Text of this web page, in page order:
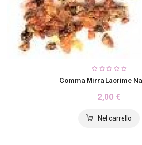
Gomma Mirra Lacrime
2,00 €